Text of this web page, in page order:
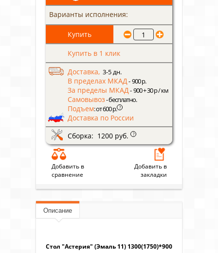
Варианты исполнения:
Купить в 1 клик
Доставка, 3-5 дн.
В пределах МКАД- 900 р.
За пределы МКАД- 900 + 30 р / км
Самовывоз- бесплатно.
Подъем: от 600 р. ?
Доставка по России
Сборка: 1200 руб.
?
Добавить в
сравнение
Добавить в
закладки
Описание
Стол "Астерия" (Эмаль 11) 1300(1750)*900